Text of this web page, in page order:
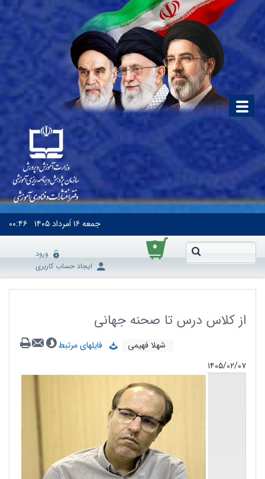
جمعه۱۶ اَمرداد ۱۴۰۵ ۰۰:۴۶
۰
ورود
ایجاد حساب کاربری
از کلاس درس تا صحنه جهانی
شهلا فهیمی
فایلهای مرتبط
۱۴۰۵/۰۲/۰۷